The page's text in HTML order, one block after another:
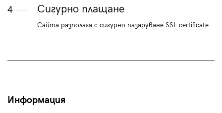
4 Сигурно плащане
Сайта разполага с сигурно пазаруване SSL certificate
Информация